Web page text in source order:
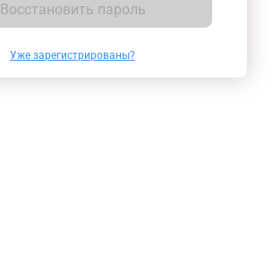
Восстановить пароль
Уже зарегистрированы?